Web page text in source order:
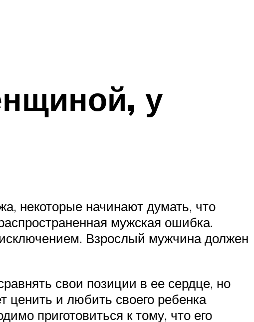
у
некоторые начинают думать, что
мужская ошибка.
Взрослый мужчина должен
свои позиции в ее сердце, но
ценить и любить своего ребенка
приготовиться к тому, что его